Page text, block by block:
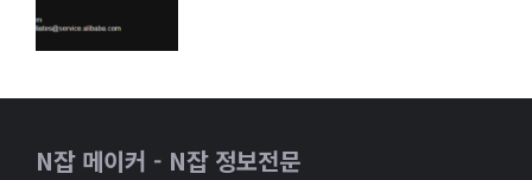
N잡 메이커 - N잡 정보전문